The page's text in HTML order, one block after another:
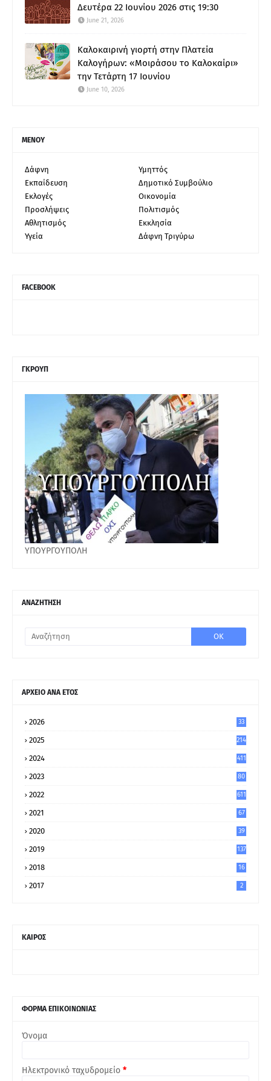
Δευτέρα 22 Ιουνίου 2026 στις 19:30
June 21, 2026
Καλοκαιρινή γιορτή στην Πλατεία
Καλογήρων: «Μοιράσου το Καλοκαίρι»
την Τετάρτη 17 Ιουνίου
June 10, 2026
ΜΕΝΟΥ
Δάφνη
Υμηττός
Εκπαίδευση
Δημοτικό Συμβούλιο
Εκλογές
Οικονομία
Προσλήψεις
Πολιτισμός
Αθλητισμός
Εκκλησία
Υγεία
Δάφνη Τριγύρω
FACEBOOK
ΓΚΡΟΥΠ
ΥΠΟΥΡΓΟΥΠΟΛΗ
ΑΝΑΖΗΤΗΣΗ
ΑΡΧΕΙΟ ΑΝΑ ΕΤΟΣ
2026 33
2025 214
2024 411
2023
80
2022 611
2021
67
2020
39
2019 137
2018 16
2017 2
ΚΑΙΡΟΣ
ΦΟΡΜΑ ΕΠΙΚΟΙΝΩΝΙΑΣ
Όνομα
Ηλεκτρονικό ταχυδρομείο *